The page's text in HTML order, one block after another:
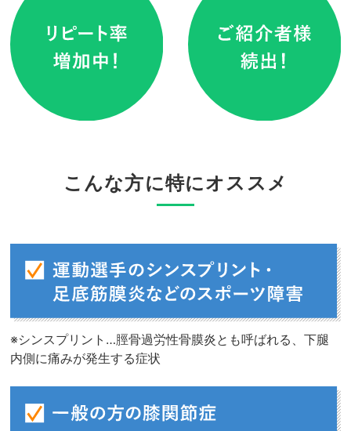
こんな方に特にオススメ
※シンスプリント…脛骨過労性骨膜炎とも呼ばれる、下腿
内側に痛みが発生する症状